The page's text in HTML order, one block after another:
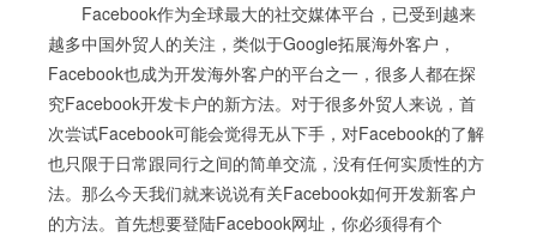
Facebook作为全球最大的社交媒体平台，已受到越来
越多中国外贸人的关注，类似于Google拓展海外客户，
Facebook也成为开发海外客户的平台之一，很多人都在探
究Facebook开发卡户的新方法。对于很多外贸人来说，首
次尝试Facebook可能会觉得无从下手，对Facebook的了解
也只限于日常跟同行之间的简单交流，没有任何实质性的方
法。那么今天我们就来说说有关Facebook如何开发新客户
的方法。首先想要登陆Facebook网址，你必须得有个